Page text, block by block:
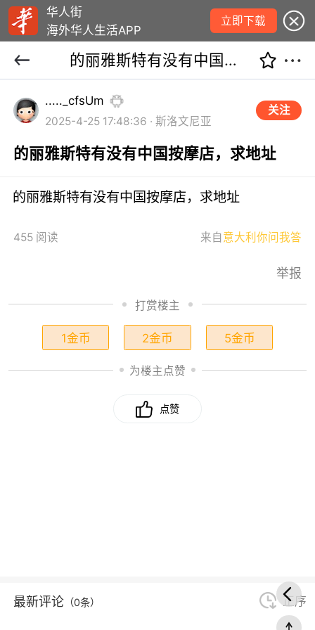
华人街
海外华人生活APP
立即下载
的丽雅斯特有没有中国按摩店，求地址
....._cfsUm
2025-4-25 17:48:36 · 斯洛文尼亚
关注
的丽雅斯特有没有中国按摩店，求地址
的丽雅斯特有没有中国按摩店，求地址
455 阅读 来自 意大利你问我答
举报
打赏楼主
1金币 2金币 5金币
为楼主点赞
点赞
最新评论 （0条） 正序